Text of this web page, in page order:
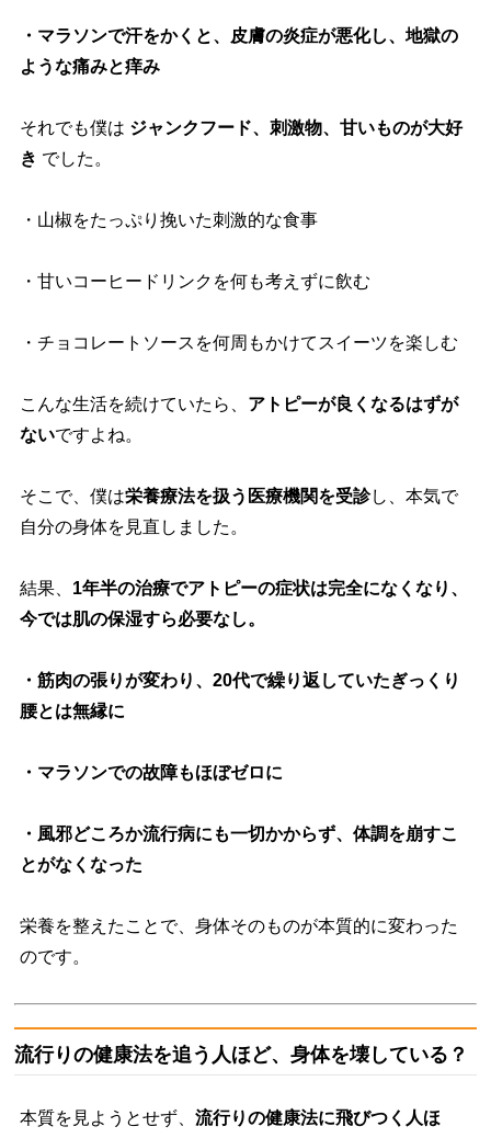
・マラソンで汗をかくと、皮膚の炎症が悪化し、地獄の
ような痛みと痒み
それでも僕は ジャンクフード、刺激物、甘いものが大好
き でした。
・山椒をたっぷり挽いた刺激的な食事
・甘いコーヒードリンクを何も考えずに飲む
・チョコレートソースを何周もかけてスイーツを楽しむ
こんな生活を続けていたら、 アトピーが良くなるはずが
ないですよね。
そこで、僕は栄養療法を扱う医療機関を受診し、本気で
自分の身体を見直しました。
結果、 1年半の治療でアトピーの症状は完全になくなり、
今では肌の保湿すら必要なし。
・筋肉の張りが変わり、20代で繰り返していたぎっくり
腰とは無縁に
・マラソンでの故障もほぼゼロに
・風邪どころか流行病にも一切かからず、体調を崩すこ
とがなくなった
栄養を整えたことで、身体そのものが本質的に変わった
のです。
流行りの健康法を追う人ほど、身体を壊している？
本質を見ようとせず、流行りの健康法に飛びつく人ほ